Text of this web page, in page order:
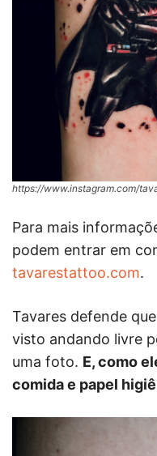
https://www.instagram.com/
Para mais
podem entrar em
tavarestattoo.com.
Tavares defende
visto andando livre
uma foto. E, como
comida e papel